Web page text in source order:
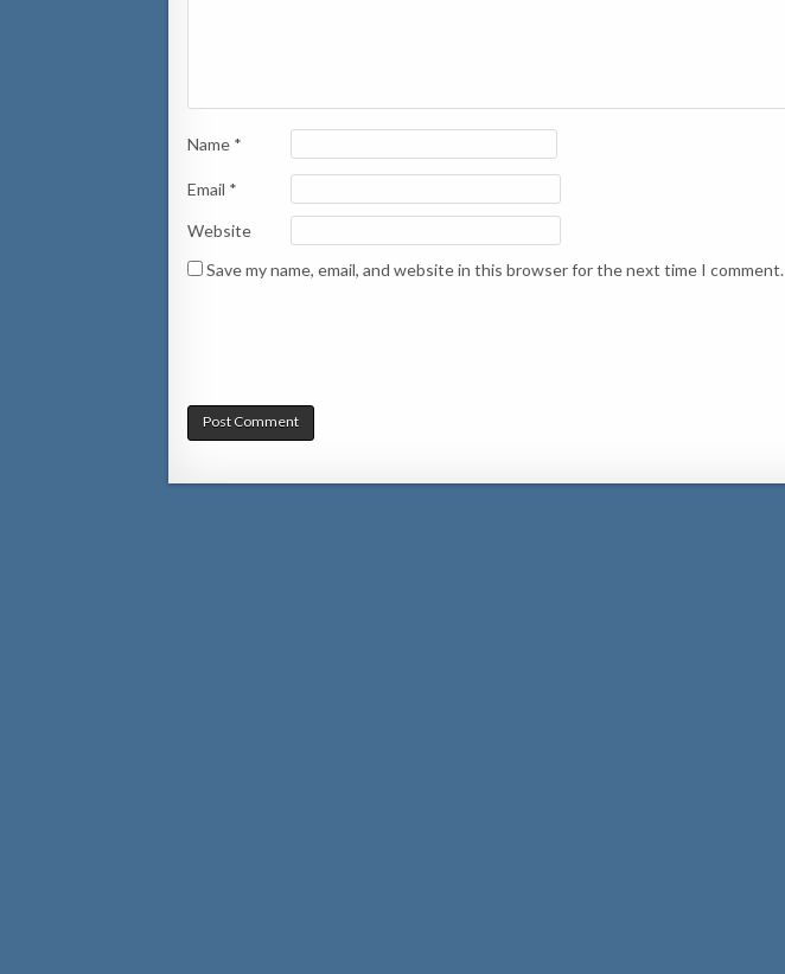
Name *
Email *
Website
Save my name, email, and website in this browser for the next time I comment.